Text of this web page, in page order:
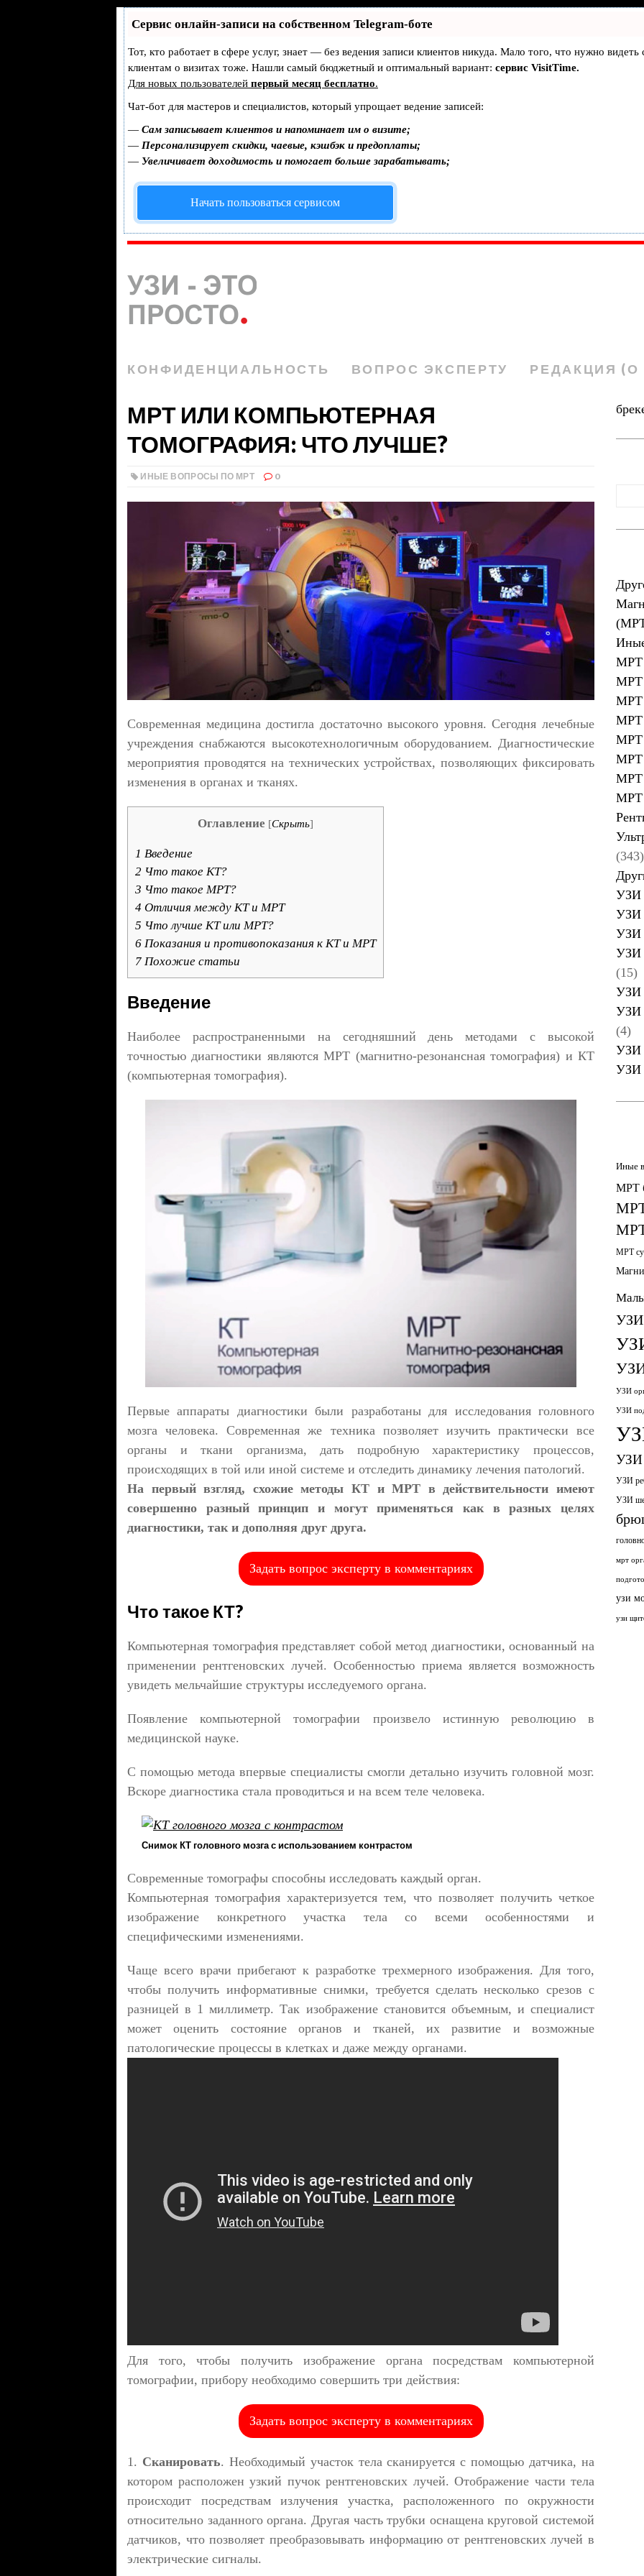
Сервис онлайн-записи на собственном Telegram-боте
Тот, кто работает в сфере услуг, знает — без ведения записи клиентов никуда. Мало того, что нужно
клиентам о визитах тоже. Нашли самый бюджетный и оптимальный вариант: сервис VisitTime.
Для новых пользователей первый месяц бесплатно.
Чат-бот для мастеров и специалистов, который упрощает ведение записей:
— Сам записывает клиентов и напоминает им о визите;
— Персонализирует скидки, чаевые, кэшбэк и предоплаты;
— Увеличивает доходимость и помогает больше зарабатывать;
Начать пользоваться сервисом
КОНФИДЕНЦИАЛЬНОСТЬ ВОПРОС ЭКСПЕРТУ РЕДАКЦИЯ (О
МРТ ИЛИ КОМПЬЮТЕРНАЯ
ТОМОГРАФИЯ: ЧТО ЛУЧШЕ?
ИНЫЕ ВОПРОСЫ ПО МРТ 0
Современная медицина достигла достаточно высокого уровня. Сегодня лечебные
учреждения снабжаются высокотехнологичным оборудованием. Диагностические
мероприятия проводятся на технических устройствах, позволяющих фиксировать
изменения в органах и тканях.
Оглавление [Скрыть]
1 Введение
2 Что такое КТ?
3 Что такое МРТ?
4 Отличия между КТ и МРТ
5 Что лучше КТ или МРТ?
6 Показания и противопоказания к КТ и МРТ
7 Похожие статьи
Введение
Наиболее распространенными на сегодняшний день методами с высокой
точностью диагностики являются МРТ (магнитно-резонансная томография) и КТ
(компьютерная томография).
Первые аппараты диагностики были разработаны для исследования головного
мозга человека. Современная же техника позволяет изучить практически все
органы и ткани организма, дать подробную характеристику процессов,
происходящих в той или иной системе и отследить динамику лечения патологий.
На первый взгляд, схожие методы КТ и МРТ в действительности имеют
совершенно разный принцип и могут применяться как в разных целях
диагностики, так и дополняя друг друга.
Задать вопрос эксперту в комментариях
Что такое КТ?
Компьютерная томография представляет собой метод диагностики, основанный на
применении рентгеновских лучей. Особенностью приема является возможность
увидеть мельчайшие структуры исследуемого органа.
Появление компьютерной томографии произвело истинную революцию в
медицинской науке.
С помощью метода впервые специалисты смогли детально изучить головной мозг.
Вскоре диагностика стала проводиться и на всем теле человека.
Снимок КТ головного мозга с использованием контрастом
Современные томографы способны исследовать каждый орган.
Компьютерная томография характеризуется тем, что позволяет получить четкое
изображение конкретного участка тела со всеми особенностями и
специфическими изменениями.
Чаще всего врачи прибегают к разработке трехмерного изображения. Для того,
чтобы получить информативные снимки, требуется сделать несколько срезов с
разницей в 1 миллиметр. Так изображение становится объемным, и специалист
может оценить состояние органов и тканей, их развитие и возможные
патологические процессы в клетках и даже между органами.
Для того, чтобы получить изображение органа посредствам компьютерной
томографии, прибору необходимо совершить три действия:
Задать вопрос эксперту в комментариях
1. Сканировать. Необходимый участок тела сканируется с помощью датчика, на
котором расположен узкий пучок рентгеновских лучей. Отображение части тела
происходит посредствам излучения участка, расположенного по окружности
относительно заданного органа. Другая часть трубки оснащена круговой системой
датчиков, что позволяет преобразовывать информацию от рентгеновских лучей в
электрические сигналы.
МРТ
МРТ
МРТ
МРТ
МРТ
МРТ
МРТ
МРТ
(343)
УЗИ
УЗИ
УЗИ
УЗИ
(15)
УЗИ
УЗИ
(4)
УЗИ
УЗИ
Иные
МРТ
МРТ
МРТ
МРТ
УЗИ
УЗИ
УЗИ
УЗИ
УЗИ
УЗИ
УЗИ
мрт
узи
узи